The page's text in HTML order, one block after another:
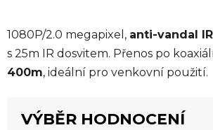
1080P/2.0 megapixel, anti-vandal
s 25m IR dosvitem. Přenos po
400m, ideální pro venkovní použití.
VÝBĚR HODNOCENÍ